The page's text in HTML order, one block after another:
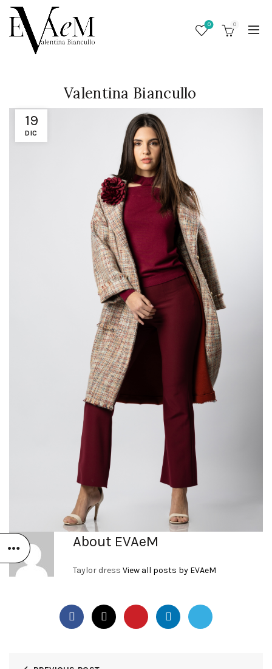
0 0
19
DIC
Valentina Biancullo
About EVAeM
Taylor dress View all posts by EVAeM